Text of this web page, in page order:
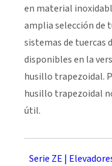
en material
amplia selección de
sistemas de tuercas
disponibles en la
husillo trapezoidal.
husillo trapezoidal
útil.
Serie ZE |